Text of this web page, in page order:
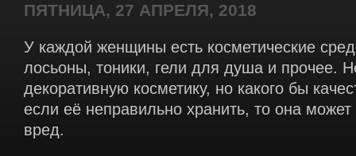
ПЯТНИЦА, 27 АПРЕЛЯ, 2018
У каждой женщины есть косметические
лосьоны, тоники, гели для душа и прочее.
декоративную косметику, но какого бы
если её неправильно хранить, то она может
вред.